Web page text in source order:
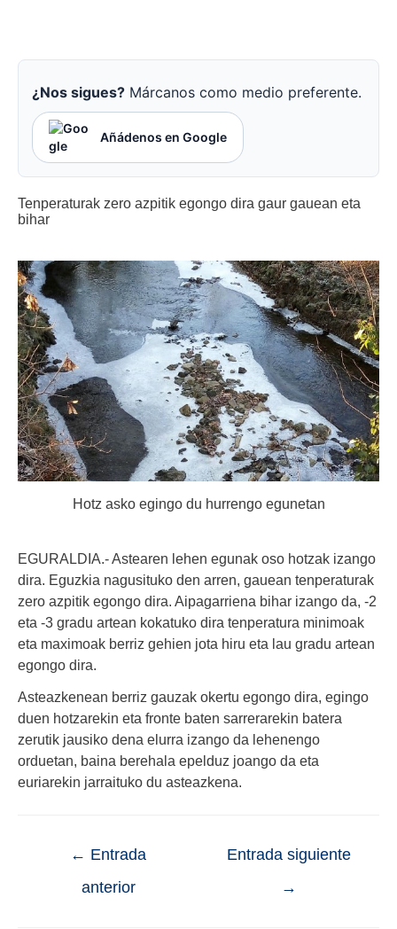
¿Nos sigues? Márcanos como medio preferente.
Añádenos en Google
Tenperaturak zero azpitik egongo dira gaur gauean eta
bihar
Hotz asko egingo du hurrengo egunetan
EGURALDIA.- Astearen lehen egunak oso hotzak izango
dira. Eguzkia nagusituko den arren, gauean tenperaturak
zero azpitik egongo dira. Aipagarriena bihar izango da, -2
eta -3 gradu artean kokatuko dira tenperatura minimoak
eta maximoak berriz gehien jota hiru eta lau gradu artean
egongo dira.
Asteazkenean berriz gauzak okertu egongo dira, egingo
duen hotzarekin eta fronte baten sarrerarekin batera
zerutik jausiko dena elurra izango da lehenengo
orduetan, baina berehala epelduz joango da eta
euriarekin jarraituko du asteazkena.
← Entrada
anterior
Entrada siguiente
→